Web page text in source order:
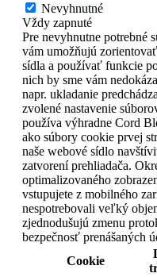
Nevyhnutné
Vždy zapnuté
Pre nevyhnutne potrebné
vám umožňujú
sídla a používať funkcie
nich by sme vám
napr. ukladanie
zvolené nastavenie
používa výhradne Cord
ako súbory cookie prvej
naše webové sídlo
zatvorení prehliadača.
optimalizovaného
vstupujete z mobilného
nespotrebovali veľký
zjednodušujú zmenu
bezpečnosť prenášaných
Cookie